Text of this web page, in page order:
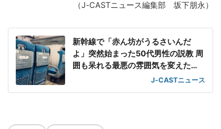
（J-CASTニュース編集部 坂下朋永）
新幹線で「赤ん坊がうるさいんだ
よ」突然始まった50代男性の説教 周
囲も呆れる最悪の雰囲気を変えた
J-CASTニュース